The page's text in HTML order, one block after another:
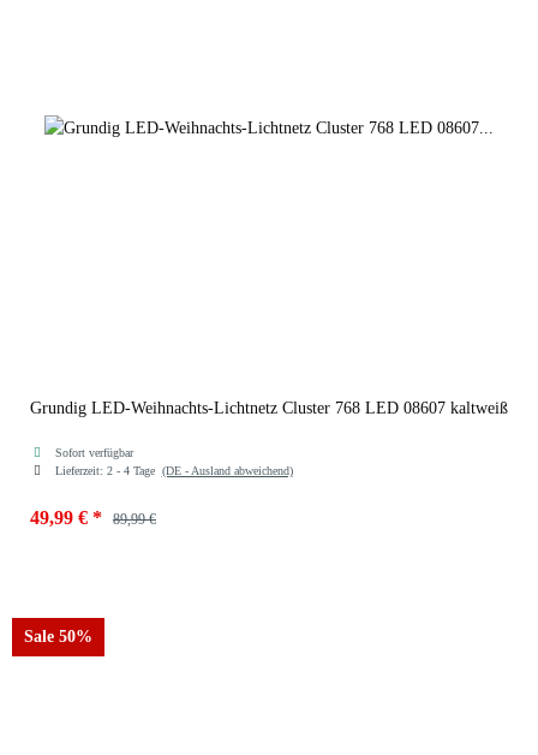
Grundig LED-Weihnachts-Lichtnetz Cluster 768 LED 08607 kaltweiß
Sofort verfügbar
Lieferzeit: 2 - 4 Tage (DE - Ausland abweichend)
49,99 € * 89,99 €
Sale 50%